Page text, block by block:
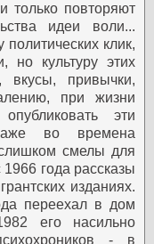
только повторяют
идеи воли...
политических клик,
но культуру этих
привычки,
при жизни
эти
во времена
смелы для
года рассказы
изданиях.
переехал в дом
его насильно
- в